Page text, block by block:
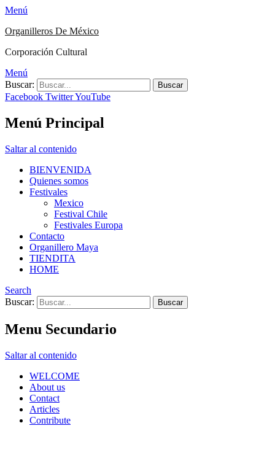
Menú
Organilleros De México
Corporación Cultural
Menú
Buscar:
Facebook TwitterYouTube
Menú Principal
Saltar al contenido
BIENVENIDA
Quienes somos
Festivales
Mexico
Festival Chile
Festivales Europa
Contacto
Organillero Maya
TIENDITA
HOME
Search
Buscar:
Menu Secundario
Saltar al contenido
WELCOME
About us
Contact
Articles
Contribute